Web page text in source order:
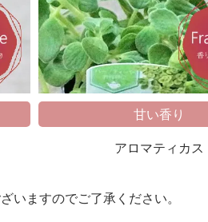
甘い香り
アロマティカス
いますのでご了承ください。